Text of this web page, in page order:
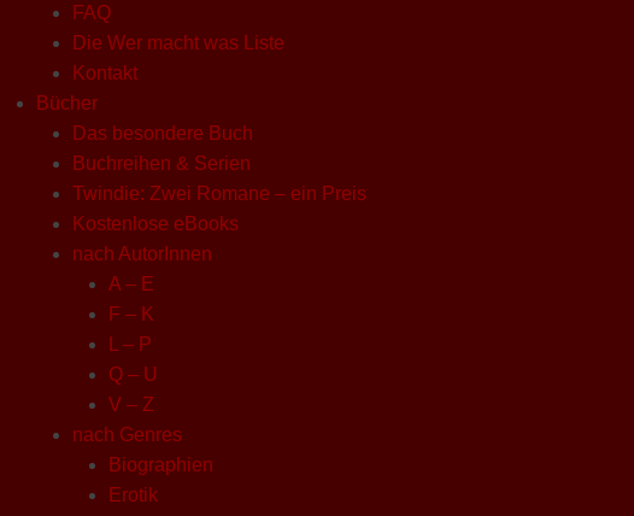
FAQ
Die Wer macht was Liste
Kontakt
Bücher
Das besondere Buch
Buchreihen & Serien
Twindie: Zwei Romane – ein Preis
Kostenlose eBooks
nach AutorInnen
A – E
F – K
L – P
Q – U
V – Z
nach Genres
Biographien
Erotik